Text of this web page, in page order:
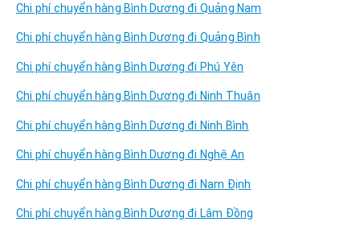
Chi phí chuyển hàng Bình Dương đi Quảng Nam
Chi phí chuyển hàng Bình Dương đi Quảng Bình
Chi phí chuyển hàng Bình Dương đi Phú Yên
Chi phí chuyển hàng Bình Dương đi Ninh Thuân
Chi phí chuyển hàng Bình Dương đi Ninh Bình
Chi phí chuyển hàng Bình Dương đi Nghệ An
Chi phí chuyển hàng Bình Dương đi Nam Định
Chi phí chuyển hàng Bình Dương đi Lâm Đồng